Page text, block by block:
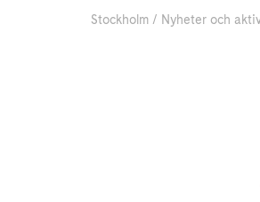
Stockholm Nyheter och